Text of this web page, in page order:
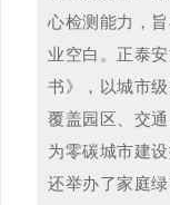
心检测能力，
业空白。正泰
书》，以城市
覆盖园区、交
为零碳城市建
还举办了家庭